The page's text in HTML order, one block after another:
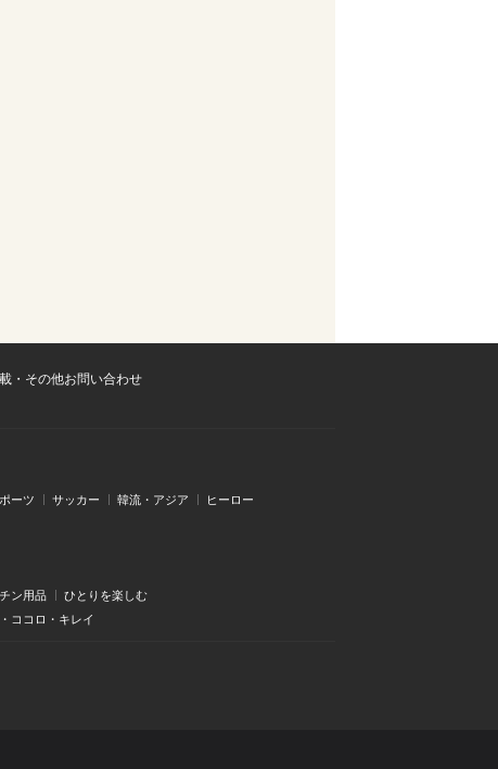
・その他お問い合わせ
ーツ サッカー 韓流・アジア ヒーロー
ン用品 ひとりを楽しむ
ココロ・キレイ